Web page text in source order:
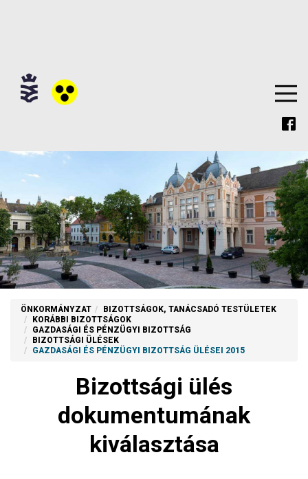
ÖNKORMÁNYZAT
BIZOTTSÁGOK, TANÁCSADÓ TESTÜLETEK
KORÁBBI BIZOTTSÁGOK
GAZDASÁGI ÉS PÉNZÜGYI BIZOTTSÁG
BIZOTTSÁGI ÜLÉSEK
GAZDASÁGI ÉS PÉNZÜGYI BIZOTTSÁG ÜLÉSEI 2015
Bizottsági ülés
dokumentumának
kiválasztása